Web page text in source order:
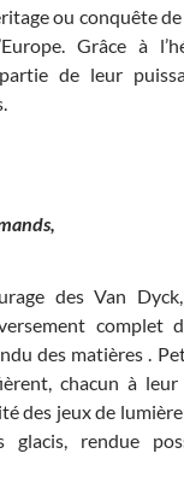
ou conquête
Grâce à
de leur
des Van
des matières .
chacun à
des jeux de
rendue